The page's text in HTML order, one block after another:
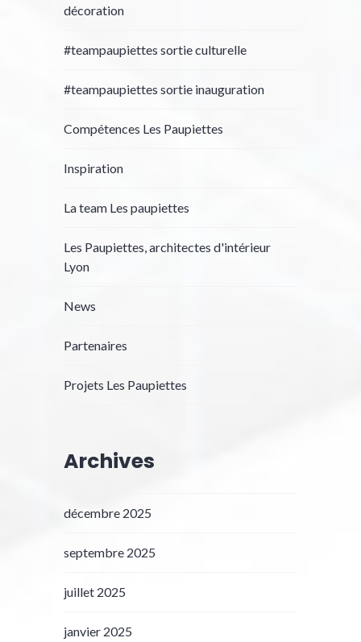
décoration
#teampaupiettes sortie culturelle
#teampaupiettes sortie inauguration
Compétences Les Paupiettes
Inspiration
La team Les paupiettes
Les Paupiettes, architectes d'intérieur
Lyon
News
Partenaires
Projets Les Paupiettes
Archives
décembre 2025
septembre 2025
juillet 2025
janvier 2025